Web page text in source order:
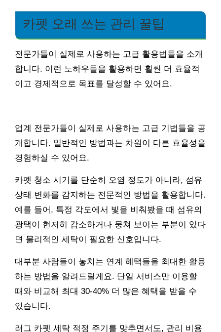
카펫 오래 쓰는 관리 꿀팁
전문가들이 실제로 사용하는 고급 활용법들을 소개
합니다. 이런 노하우들을 활용하면 훨씬 더 효율적
이고 경제적으로 목표를 달성할 수 있어요.
업계 전문가들이 실제로 사용하는 고급 기법들을 공
개합니다. 일반적인 방법과는 차원이 다른 효율성을
경험하실 수 있어요.
카펫 청소 시기를 단순히 오염 정도가 아니라, 섬유
상태 변화를 감지하는 전문적인 방법을 활용합니다.
예를 들어, 특정 각도에서 빛을 비춰봤을 때 섬유의
광택이 현저히 감소하거나 뭉쳐 보이는 부분이 있다
면 물리적인 세탁이 필요한 신호입니다.
대부분 사람들이 놓치는 연계 혜택들을 최대한 활용
하는 방법을 알려드릴게요. 단일 서비스만 이용할
때와 비교해 최대 30-40% 더 많은 혜택을 받을 수
있습니다.
러그 카펫 세탁 적정 주기를 맞추면서도, 관리 비용